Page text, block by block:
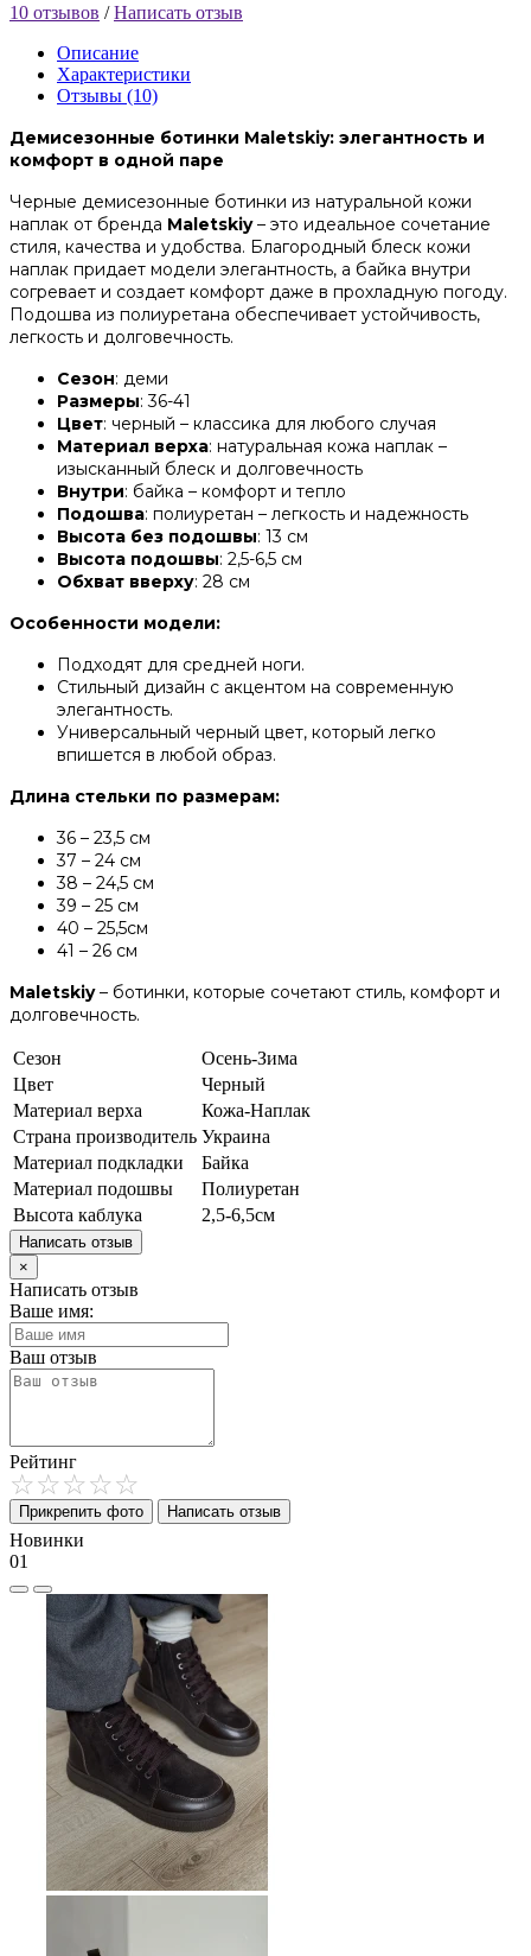
10 отзывов /Написать отзыв
Описание
Характеристики
Отзывы (10)
Демисезонные ботинки Maletskiy: элегантность и
комфорт в одной паре
Черные демисезонные ботинки из натуральной кожи
наплак от бренда Maletskiy– это идеальное сочетание
стиля, качества и удобства. Благородный блеск кожи
наплак придает модели элегантность, а байка внутри
согревает и создает комфорт даже в прохладную погоду.
Подошва из полиуретана обеспечивает устойчивость,
легкость и долговечность.
Сезон: деми
Размеры: 36-41
Цвет: черный – классика для любого случая
Материал верха: натуральная кожа наплак –
изысканный блеск и долговечность
Внутри: байка – комфорт и тепло
Подошва: полиуретан – легкость и надежность
Высота без подошвы: 13 см
Высота подошвы: 2,5-6,5 см
Обхват вверху: 28 см
Особенности модели:
Подходят для средней ноги.
Стильный дизайн с акцентом на современную
элегантность.
Универсальный черный цвет, который легко
впишется в любой образ.
Длина стельки по размерам:
36 – 23,5 см
37 – 24 см
38 – 24,5 см
39 – 25 см
40 – 25,5см
41 – 26 см
Maletskiy– ботинки, которые сочетают стиль, комфорт и
долговечность.
Сезон
Осень-Зима
Цвет
Черный
Материал верха
Кожа-Наплак
Страна производитель Украина
Материал подкладки
Байка
Материал подошвы
Полиуретан
Высота каблука
2,5-6,5см
Написать отзыв
×
Написать отзыв
Ваше имя:
Ваш отзыв
Рейтинг
Прикрепить фото Написать отзыв
Новинки
01